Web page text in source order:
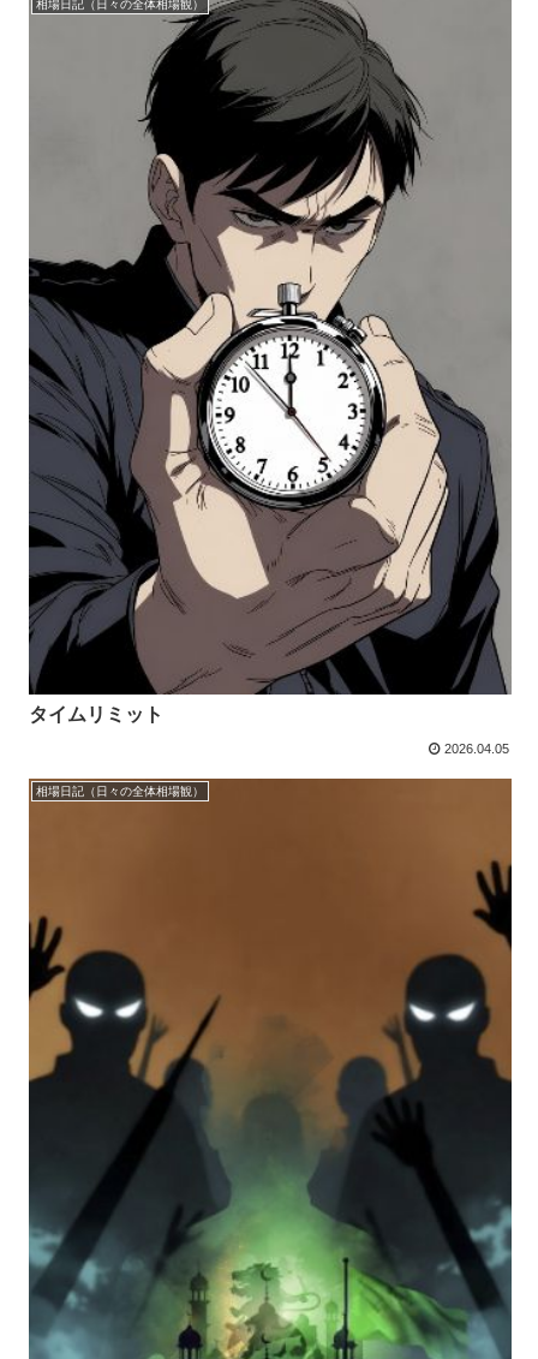
相場日記（日々の全体相場観）
タイムリミット
2026.04.05
相場日記（日々の全体相場観）